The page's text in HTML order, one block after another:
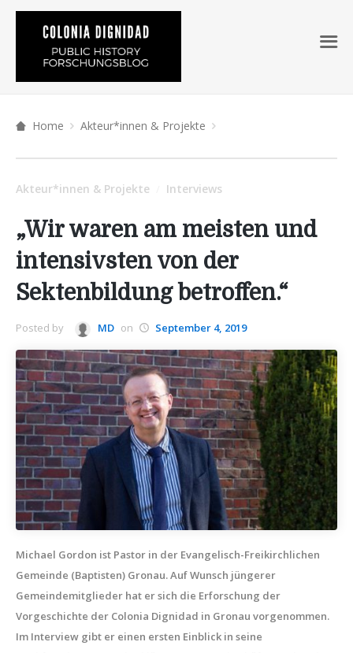
Home Akteur*innen & Projekte
Akteur*innen & Projekte Interviews
„Wir waren am meisten und
intensivsten von der
Sektenbildung betroffen.“
Posted by MD on September 4, 2019
Michael Gordon ist Pastor in der Evangelisch-Freikirchlichen
Gemeinde (Baptisten) Gronau. Auf Wunsch jüngerer
Gemeindemitglieder hat er sich die Erforschung der
Vorgeschichte der Colonia Dignidad in Gronau vorgenommen.
Im Interview gibt er einen ersten Einblick in seine